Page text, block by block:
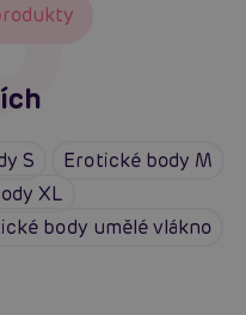
S
Erotické body M
XL
body umělé vlákno